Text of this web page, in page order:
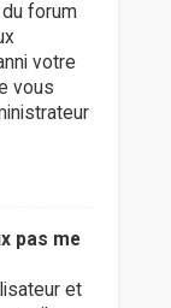
du forum
votre
vous
pas me
et